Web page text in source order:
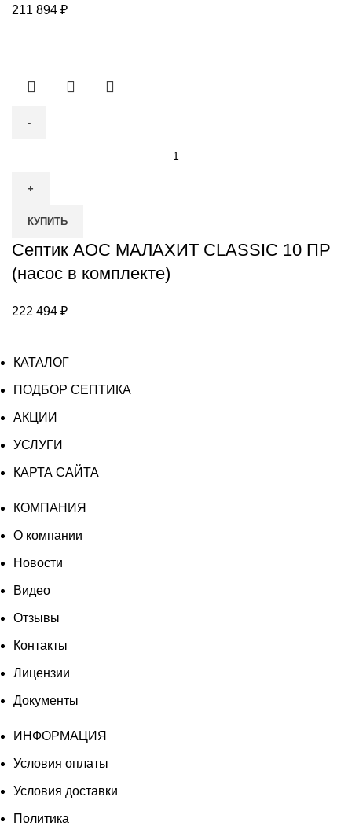
211 894 ₽
Септик
МАЛАХИТ
CLASSIC
10
ПР
(насос
КУПИТЬ
Септик АОС МАЛАХИТ CLASSIC 10 ПР
(насос в комплекте)
222 494 ₽
КАТАЛОГ
ПОДБОР СЕПТИКА
АКЦИИ
УСЛУГИ
КАРТА САЙТА
КОМПАНИЯ
О компании
Новости
Видео
Отзывы
Контакты
Лицензии
Документы
ИНФОРМАЦИЯ
Условия оплаты
Условия доставки
Политика